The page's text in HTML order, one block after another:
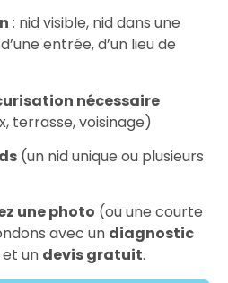
: nid visible, nid dans une
entrée, d’un lieu de
nécessaire
terrasse, voisinage)
(un nid unique ou plusieurs
une photo (ou une courte
avec un diagnostic
et un devis gratuit.